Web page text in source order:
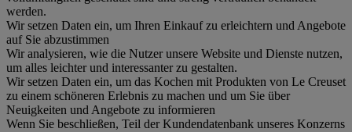
werden.
Wir setzen Daten ein, um Ihren Einkauf zu erleichtern und Angebote
auf Sie abzustimmen
Wir analysieren, wie die Nutzer unsere Website und Dienste nutzen,
um alles leichter und interessanter zu gestalten.
Wir setzen Daten ein, um das Kochen mit Produkten von Le Creuset
zu einem schöneren Erlebnis zu machen und um Sie über
Neuigkeiten und Angebote zu informieren
Wenn Sie beschließen, Teil der Kundendatenbank unseres Konzerns